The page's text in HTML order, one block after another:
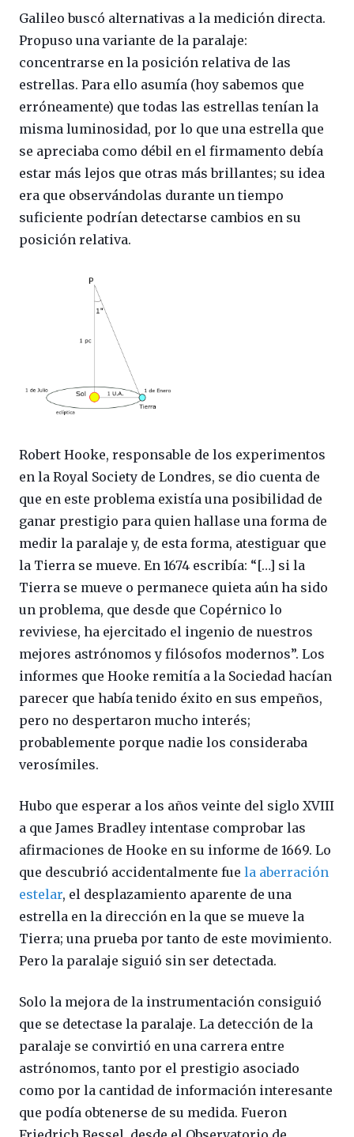
Galileo buscó alternativas a la medición directa.
Propuso una variante de la paralaje:
concentrarse en la posición relativa de las
estrellas. Para ello asumía (hoy sabemos que
erróneamente) que todas las estrellas tenían la
misma luminosidad, por lo que una estrella que
se apreciaba como débil en el firmamento debía
estar más lejos que otras más brillantes; su idea
era que observándolas durante un tiempo
suficiente podrían detectarse cambios en su
posición relativa.
Robert Hooke, responsable de los experimentos
en la Royal Society de Londres, se dio cuenta de
que en este problema existía una posibilidad de
ganar prestigio para quien hallase una forma de
medir la paralaje y, de esta forma, atestiguar que
la Tierra se mueve. En 1674 escribía: “[…] si la
Tierra se mueve o permanece quieta aún ha sido
un problema, que desde que Copérnico lo
reviviese, ha ejercitado el ingenio de nuestros
mejores astrónomos y filósofos modernos”. Los
informes que Hooke remitía a la Sociedad hacían
parecer que había tenido éxito en sus empeños,
pero no despertaron mucho interés;
probablemente porque nadie los consideraba
verosímiles.
Hubo que esperar a los años veinte del siglo XVIII
a que James Bradley intentase comprobar las
afirmaciones de Hooke en su informe de 1669. Lo
que descubrió accidentalmente fue la aberración
estelar, el desplazamiento aparente de una
estrella en la dirección en la que se mueve la
Tierra; una prueba por tanto de este movimiento.
Pero la paralaje siguió sin ser detectada.
Solo la mejora de la instrumentación consiguió
que se detectase la paralaje. La detección de la
paralaje se convirtió en una carrera entre
astrónomos, tanto por el prestigio asociado
como por la cantidad de información interesante
que podía obtenerse de su medida. Fueron